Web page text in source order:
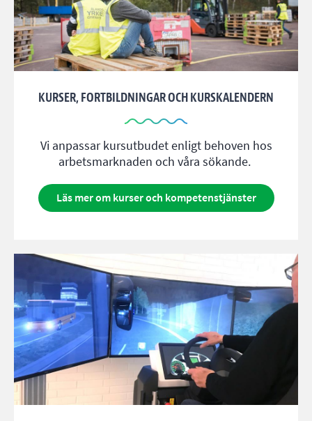
KURSER, FORTBILDNINGAR OCH KURSKALENDERN
Vi anpassar kursutbudet enligt behoven hos
arbetsmarknaden och våra sökande.
Läs mer om kurser och kompetenstjänster